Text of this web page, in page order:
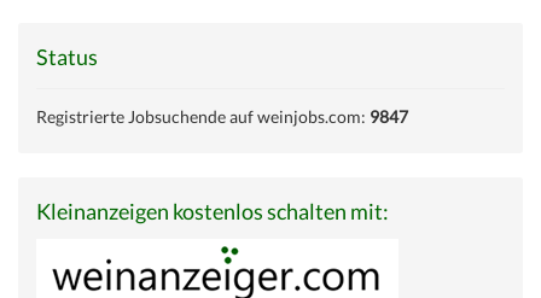
Status
Registrierte Jobsuchende auf weinjobs.com: 9847
Kleinanzeigen kostenlos schalten mit: